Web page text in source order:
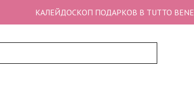
КАЛЕЙДОСКОП ПОДАРКОВ В TUTTO BENE